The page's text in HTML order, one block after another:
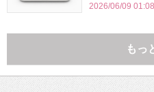
2026/06/09 01:08
もっ